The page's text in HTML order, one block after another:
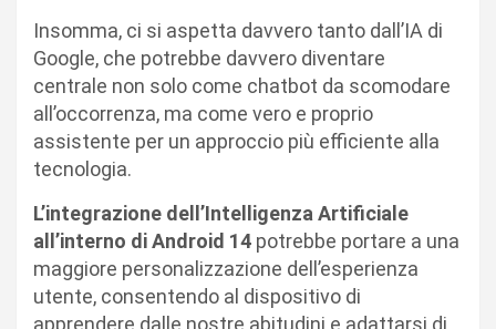
Insomma, ci si aspetta davvero tanto dall’IA di
Google, che potrebbe davvero diventare
centrale non solo come chatbot da scomodare
all’occorrenza, ma come vero e proprio
assistente per un approccio più efficiente alla
tecnologia.
L’integrazione dell’Intelligenza Artificiale
all’interno di Android 14 potrebbe portare a una
maggiore personalizzazione dell’esperienza
utente, consentendo al dispositivo di
apprendere dalle nostre abitudini e adattarsi di